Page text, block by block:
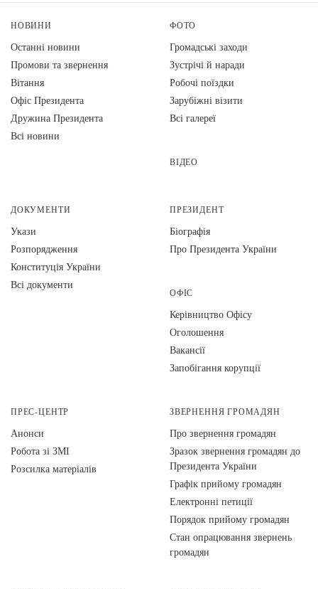
НОВИНИ
Останні новини
Промови та звернення
Вiтання
Офіс Президента
Дружина Президента
Всі новини
ФОТО
Громадські заходи
Зустрічі й наради
Робочі поїздки
Зарубіжні візити
Всі галереї
ВІДЕО
ДОКУМЕНТИ
Укази
Розпорядження
Конституція України
Всі документи
ПРЕЗИДЕНТ
Біографія
Про Президента України
ОФІС
Керівництво Офісу
Оголошення
Вакансії
Запобігання корупції
ПРЕС-ЦЕНТР
Анонси
Робота зі ЗМІ
Розсилка матеріалів
ЗВЕРНЕННЯ ГРОМАДЯН
Про звернення громадян
Зразок звернення громадян до
Президента України
Графік прийому громадян
Електронні петиції
Порядок прийому громадян
Стан опрацювання звернень
громадян